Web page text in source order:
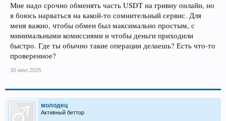
Мне надо срочно обменять часть USDT на гривну онлайн, но
я боюсь нарваться на какой-то сомнительный сервис. Для
меня важно, чтобы обмен был максимально простым, с
минимальными комиссиями и чтобы деньги приходили
быстро. Где ты обычно такие операции делаешь? Есть что-то
проверенное?
30 июл 2025
молодец
Активный беттор